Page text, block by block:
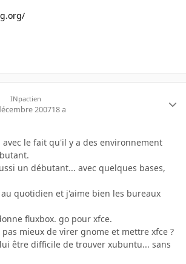
INpactien
200718 a
avec le fait qu'il y a des environnement
un débutant... avec quelques bases,
quotidien et j'aime bien les bureaux
fluxbox. go pour xfce.
mieux de virer gnome et mettre xfce ?
être difficile de trouver xubuntu... sans